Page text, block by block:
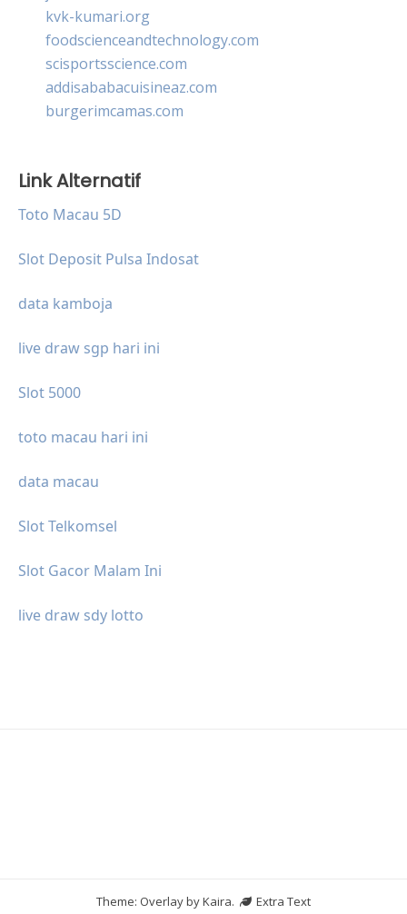
kvk-kumari.org
foodscienceandtechnology.com
scisportsscience.com
addisababacuisineaz.com
burgerimcamas.com
Link Alternatif
Toto Macau 5D
Slot Deposit Pulsa Indosat
data kamboja
live draw sgp hari ini
Slot 5000
toto macau hari ini
data macau
Slot Telkomsel
Slot Gacor Malam Ini
live draw sdy lotto
Theme: Overlay byKaira. Extra Text